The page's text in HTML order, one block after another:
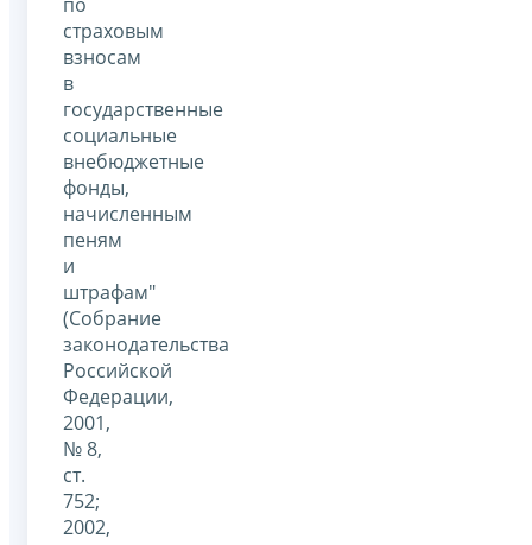
страховым
взносам
в
государственные
социальные
внебюджетные
фонды,
начисленным
пеням
и
штрафам"
(Собрание
законодательства
Российской
Федерации,
2001,
№ 8,
ст.
752;
2002,